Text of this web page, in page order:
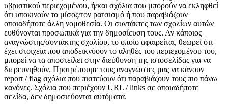
υβριστικού περιεχομένου, ή/και σχόλια που μπορούν να εκληφθεί
ότι υποκινούν το μίσος/τον ρατσισμό ή που παραβιάζουν
οποιαδήποτε άλλη νομοθεσία. Οι συντάκτες των σχολίων αυτών
ευθύνονται προσωπικά για την δημοσίευση τους. Αν κάποιος
αναγνώστης/συντάκτης σχολίου, το οποίο αφαιρείται, θεωρεί ότι
έχει στοιχεία που αποδεικνύουν το αληθές του περιεχομένου του,
μπορεί να τα αποστείλει στην διεύθυνση της ιστοσελίδας για να
διερευνηθούν. Προτρέπουμε τους αναγνώστες μας να κάνουν
report / flag σχόλια που πιστεύουν ότι παραβιάζουν τους πιο πάνω
κανόνες. Σχόλια που περιέχουν URL / links σε οποιαδήποτε
σελίδα, δεν δημοσιεύονται αυτόματα.